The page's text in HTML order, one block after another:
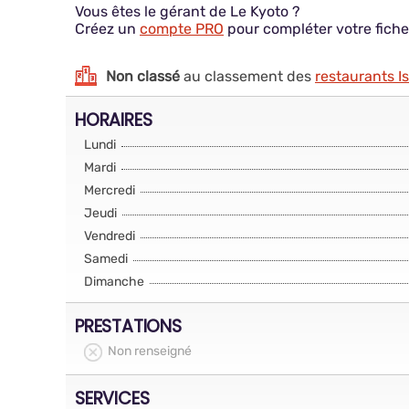
Vous êtes le gérant de Le Kyoto ?
Créez un compte PRO pour compléter votre
Non classé au classement des restaurants
HORAIRES
Lundi
Mardi
Mercredi
Jeudi
Vendredi
Samedi
Dimanche
PRESTATIONS
Non renseigné
SERVICES